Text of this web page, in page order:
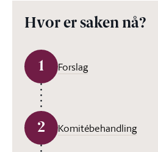
Hvor er saken nå?
1 Forslag
2 Komitébehandling